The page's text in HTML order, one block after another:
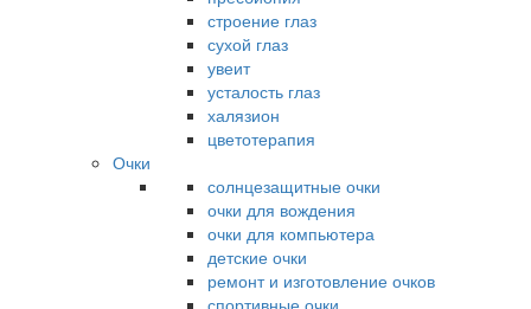
строение глаз
сухой глаз
увеит
усталость глаз
халязион
цветотерапия
Очки
солнцезащитные очки
очки для вождения
очки для компьютера
детские очки
ремонт и изготовление очков